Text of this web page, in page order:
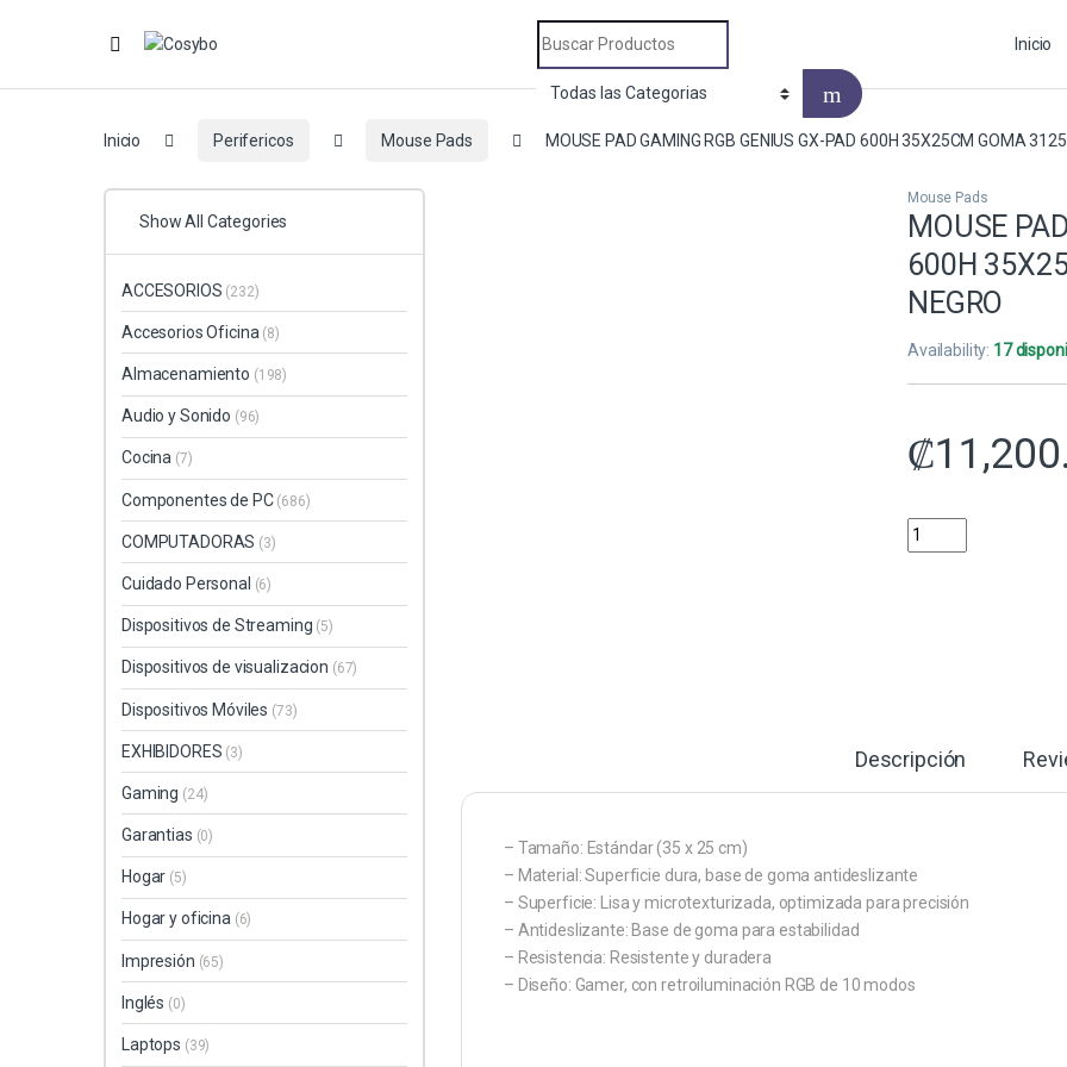
Search for:
Inicio
Inicio Perifericos Mouse Pads MOUSE PAD GAMING RGB GENIUS GX-PAD 600H 35X25CM GOMA
Mouse Pads
MOUSE
600H
NEGRO
Availability: 17
₡
MOUSE PAD
Descripción
– Tamaño: Estándar (35 x 25 cm)
– Material: Superficie dura, base de goma antideslizante
– Superficie: Lisa y microtexturizada, optimizada para precisión
– Antideslizante: Base de goma para estabilidad
– Resistencia: Resistente y duradera
– Diseño: Gamer, con retroiluminación RGB de 10 modos
Show All Categories
ACCESORIOS (232)
Accesorios Oficina (8)
Almacenamiento (198)
Audio y Sonido (96)
Cocina (7)
Componentes de PC (686)
COMPUTADORAS (3)
Cuidado Personal (6)
Dispositivos de Streaming (5)
Dispositivos de visualizacion (67)
Dispositivos Móviles (73)
EXHIBIDORES (3)
Gaming (24)
Garantias (0)
Hogar (5)
Hogar y oficina (6)
Impresión (65)
Inglés (0)
Laptops (39)